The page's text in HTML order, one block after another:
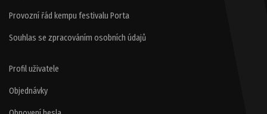
Provozní řád kempu festivalu Porta
Souhlas se zpracováním osobních údajů
Profil uživatele
Objednávky